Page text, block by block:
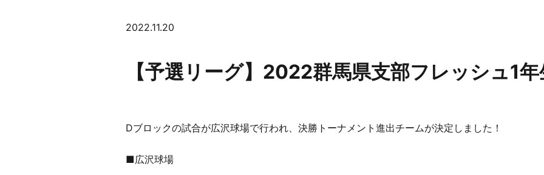
2022.11.20
【予選リーグ】2022群馬県支部フレッシュ1
Dブロックの試合が広沢球場で行われ、決勝トーナメント進出チームが決定しました！
■広沢球場